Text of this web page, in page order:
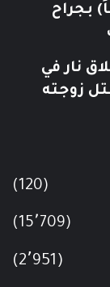
رجل (56 عاماً) بجراح
نار في
زوجته
(120)
(15٬709)
(2٬951)